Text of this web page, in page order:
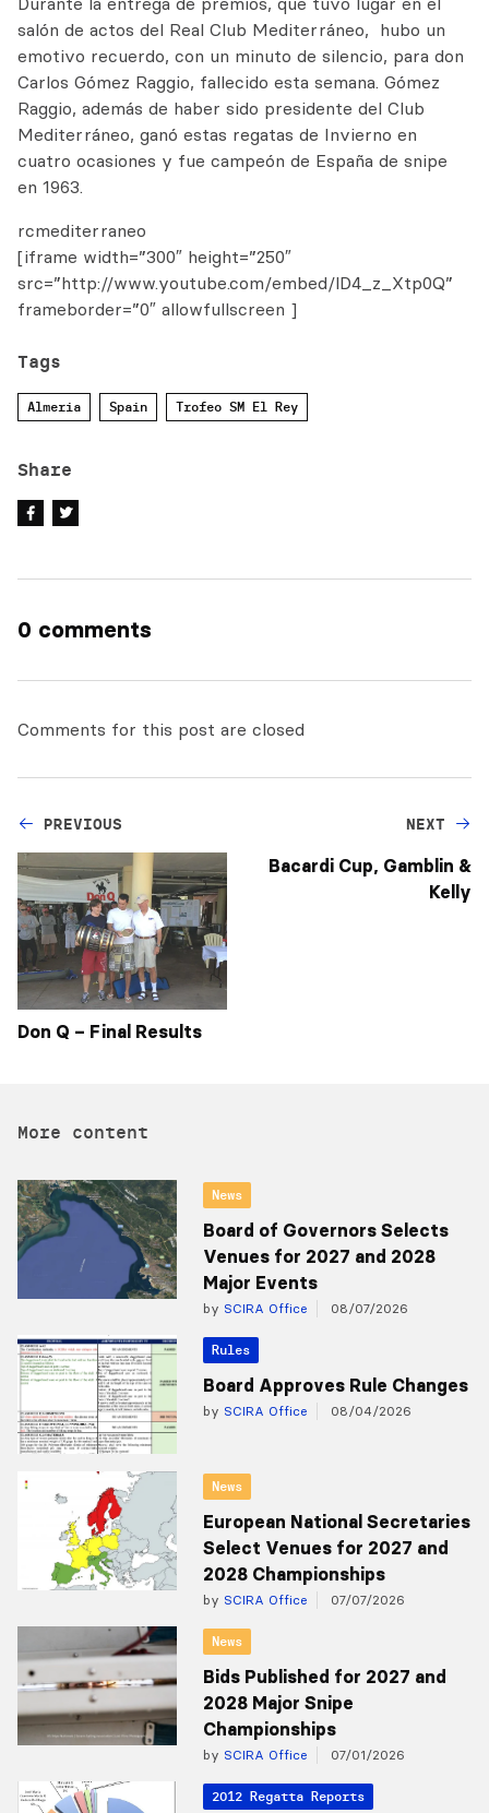
salón de actos del Real Club Mediterráneo, hubo un
emotivo recuerdo, con un minuto de silencio, para don
Carlos Gómez Raggio, fallecido esta semana. Gómez
Raggio, además de haber sido presidente del Club
Mediterráneo, ganó estas regatas de Invierno en
cuatro ocasiones y fue campeón de España de snipe
en 1963.
rcmediterraneo
[iframe width=”300″ height=”250″
src=”http://www.youtube.com/embed/lD4_z_Xtp0Q”
frameborder=”0″ allowfullscreen ]
Tags
Almeria Spain Trofeo SM El Rey
Share
0 comments
Comments for this post are closed
PREVIOUS
Don Q – Final Results
NEXT
Bacardi Cup, Gamblin &
Kelly
More content
News
Board of Governors Selects
Venues for 2027 and 2028
Major Events
by SCIRA Office 08/07/2026
Rules
Board Approves Rule Changes
by SCIRA Office 08/04/2026
News
European National Secretaries
Select Venues for 2027 and
2028 Championships
by SCIRA Office 07/07/2026
News
Bids Published for 2027 and
2028 Major Snipe
Championships
by SCIRA Office 07/01/2026
2012 Regatta Reports